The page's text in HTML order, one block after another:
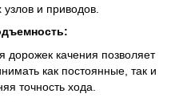
и приводов.
дорожек качения позволяет
как постоянные, так и
точность хода.